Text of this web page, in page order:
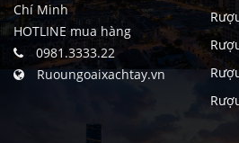
Chí Minh
HOTLINE mua hàng
0981.3333.22
Ruoungoaixachtay.vn